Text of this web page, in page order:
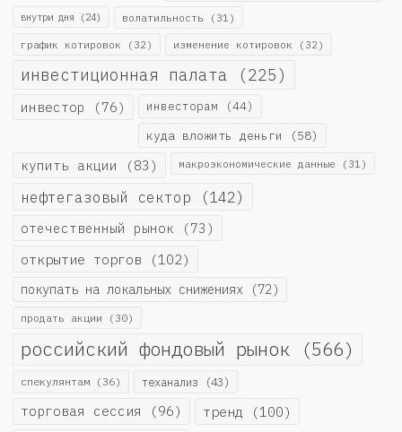
внутри дня (24) волатильность (31)
график котировок (32) изменение котировок (32)
инвестиционная палата (225)
инвестор (76) инвесторам (44)
куда вложить деньги (58)
купить акции (83) макроэкономические данные (31)
нефтегазовый сектор (142)
отечественный рынок (73)
открытие торгов (102)
покупать на локальных снижениях (72)
продать акции (30)
российский фондовый рынок (566)
спекулянтам (36) теханализ (43)
торговая сессия (96) тренд (100)